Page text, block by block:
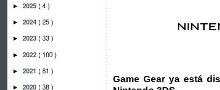
► 2025 ( 4 )
► 2024 ( 25 )
► 2023 ( 33 )
► 2022 ( 100 )
► 2021 ( 81 )
► 2020 ( 38 )
Game Gear ya está